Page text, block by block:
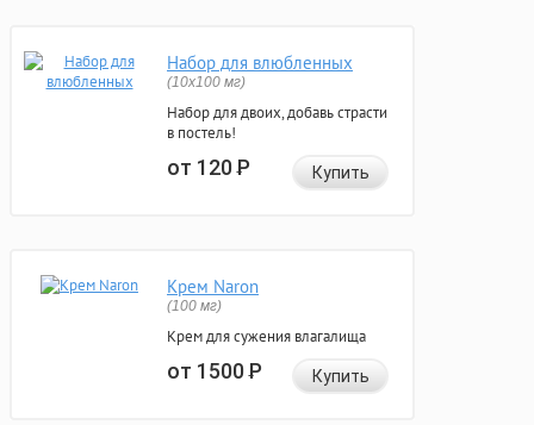
Набор для влюбленных
(10х100 мг)
Набор для двоих, добавь страсти
в постель!
от 120Р Купить
Крем Naron
(100 мг)
Крем для сужения влагалища
от 1500Р Купить